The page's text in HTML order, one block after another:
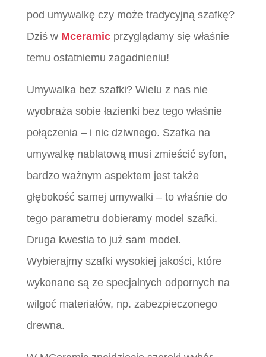
pod umywalkę czy może tradycyjną szafkę?
Dziś w Mceramicprzyglądamy się właśnie
temu ostatniemu zagadnieniu!
Umywalka bez szafki? Wielu z nas nie
wyobraża sobie łazienki bez tego właśnie
połączenia – i nic dziwnego. Szafka na
umywalkę nablatową musi zmieścić syfon,
bardzo ważnym aspektem jest także
głębokość samej umywalki – to właśnie do
tego parametru dobieramy model szafki.
Druga kwestia to już sam model.
Wybierajmy szafki wysokiej jakości, które
wykonane są ze specjalnych odpornych na
wilgoć materiałów, np. zabezpieczonego
drewna.